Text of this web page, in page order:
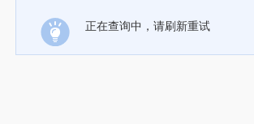
正在查询中，请刷新重试